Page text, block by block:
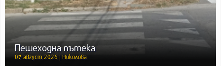
Пешеходна пътека
07 август 2026 | Николова